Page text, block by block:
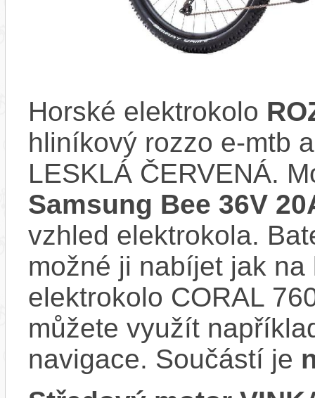
Horské elektrokolo
hliníkový rozzo e-mtb
LESKLÁ ČERVENÁ.
Samsung Bee 36V
vzhled elektrokola.
možné ji nabíjet jak
elektrokolo CORAL
můžete využít
navigace. Součástí je